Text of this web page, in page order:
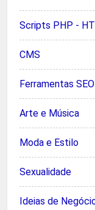
Scripts PHP -
CMS
Ferramentas SEO
Arte e Música
Moda e Estilo
Sexualidade
Ideias de